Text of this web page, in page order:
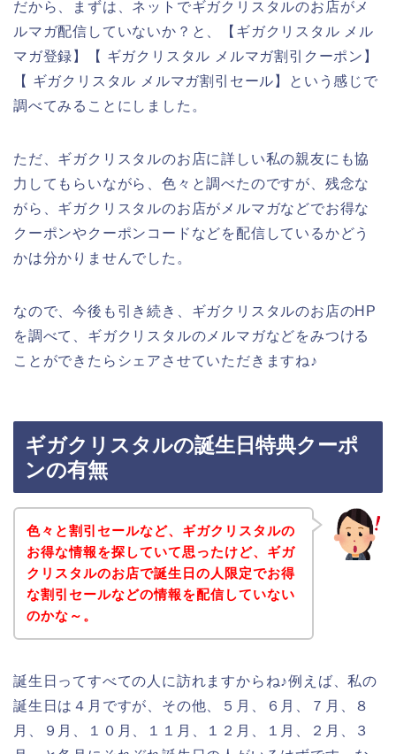
だから、まずは、ネットでギガクリスタルのお店がメ
ルマガ配信していないか？と、【ギガクリスタル メル
マガ登録】【 ギガクリスタル メルマガ割引クーポン】
【 ギガクリスタル メルマガ割引セール】という感じで
調べてみることにしました。
ただ、ギガクリスタルのお店に詳しい私の親友にも協
力してもらいながら、色々と調べたのですが、残念な
がら、ギガクリスタルのお店がメルマガなどでお得な
クーポンやクーポンコードなどを配信しているかどう
かは分かりませんでした。
なので、今後も引き続き、ギガクリスタルのお店のHP
を調べて、ギガクリスタルのメルマガなどをみつける
ことができたらシェアさせていただきますね♪
ギガクリスタルの誕生日特典クーポ
ンの有無
色々と割引セールなど、ギガクリスタルの
お得な情報を探していて思ったけど、ギガ
クリスタルのお店で誕生日の人限定でお得
な割引セールなどの情報を配信していない
のかな～。
誕生日ってすべての人に訪れますからね♪例えば、私の
誕生日は４月ですが、その他、５月、６月、７月、８
月、９月、１０月、１１月、１２月、１月、２月、３